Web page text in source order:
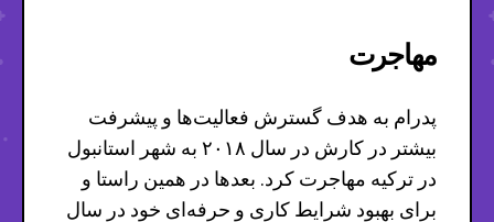
مهاجرت
پدرام به هدف گسترش فعالیت‌ها و پیشرفت
بیشتر در کارش در سال ۲۰۱۸ به شهر استانبول
در ترکیه مهاجرت کرد. بعدها در همین راستا و
برای بهبود شرایط کاری و حرفه‌ای خود در سال